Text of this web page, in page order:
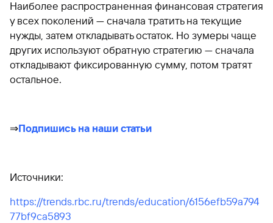
Наиболее распространенная финансовая стратегия
у всех поколений — сначала тратить на текущие
нужды, затем откладывать остаток. Но зумеры чаще
других используют обратную стратегию — сначала
откладывают фиксированную сумму, потом тратят
остальное.
⇒Подпишись на наши статьи
Источники:
https://trends.rbc.ru/trends/education/6156efb59a794
77bf9ca5893